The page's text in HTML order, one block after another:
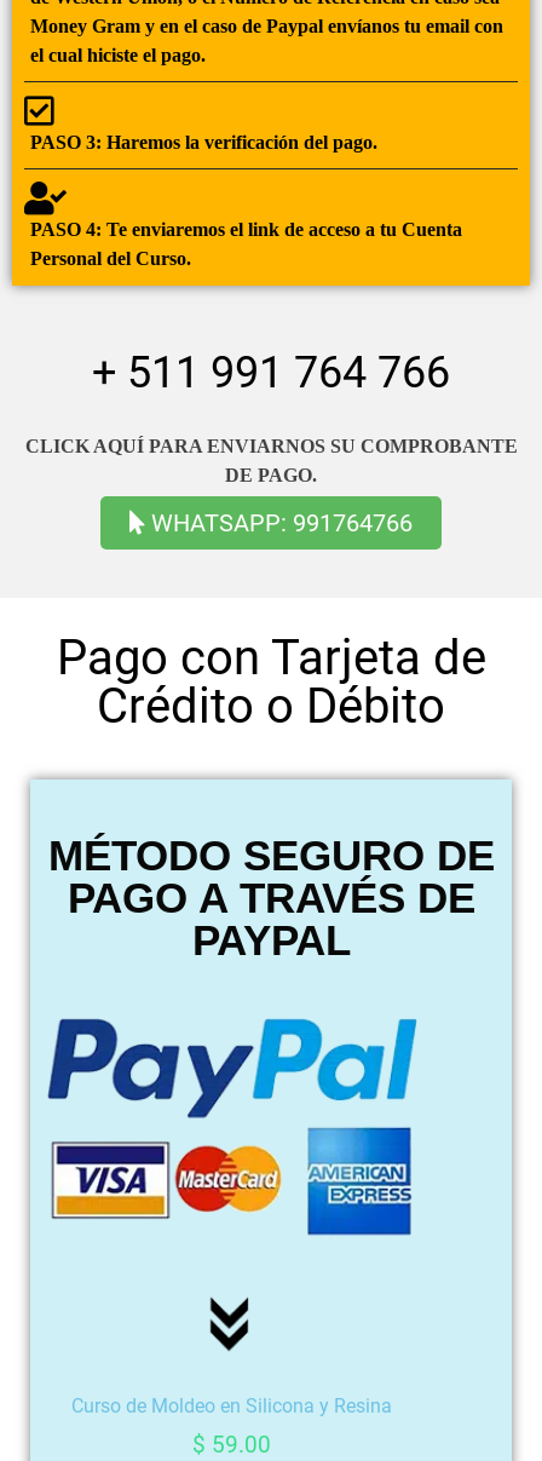
Money Gram y en el caso de Paypal envíanos tu email con
el cual hiciste el pago.
PASO 3: Haremos la verificación del pago.
PASO 4: Te enviaremos el link de acceso a tu Cuenta
Personal del Curso.
+ 511 991 764 766
CLICK AQUÍ PARA ENVIARNOS SU COMPROBANTE
DE PAGO.
WHATSAPP: 991764766
Pago con Tarjeta de
Crédito o Débito
MÉTODO SEGURO DE
PAGO A TRAVÉS DE
PAYPAL
Curso de Moldeo en Silicona y Resina
$ 59.00